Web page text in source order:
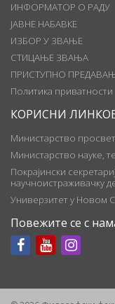
ИНФОРМАТОР О РАДУ
ЈАВНЕ НАБАВКЕ
ИЗБОР У ЗВАЊЕ
СТИЦАЊЕ ЗВАЊА
ПРИСТУПНО
Политика приватности
КОРИСНИ
Министарство
Министарство науке,
Покрајински
научноистраживачку
Универзитет у Новом
Повежите се с